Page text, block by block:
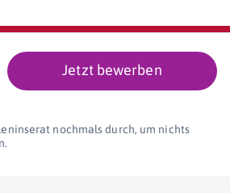
Jetzt bewerben
nochmals durch, um nichts